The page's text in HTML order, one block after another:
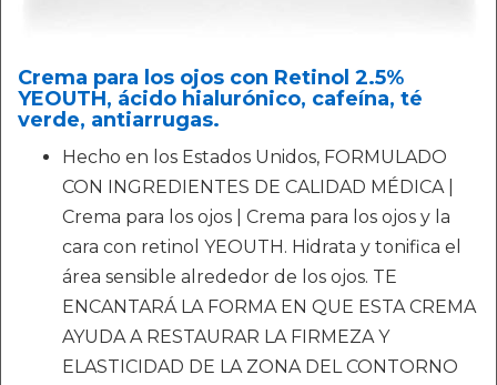
Crema para los ojos con Retinol 2.5%
YEOUTH, ácido hialurónico, cafeína, té
verde, antiarrugas.
Hecho en los Estados Unidos, FORMULADO
CON INGREDIENTES DE CALIDAD MÉDICA |
Crema para los ojos | Crema para los ojos y la
cara con retinol YEOUTH. Hidrata y tonifica el
área sensible alrededor de los ojos. TE
ENCANTARÁ LA FORMA EN QUE ESTA CREMA
AYUDA A RESTAURAR LA FIRMEZA Y
ELASTICIDAD DE LA ZONA DEL CONTORNO